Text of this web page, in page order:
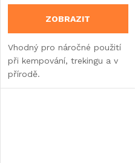
ZOBRAZIT
Vhodný pro náročné použití
při kempování, trekingu a v
přírodě.